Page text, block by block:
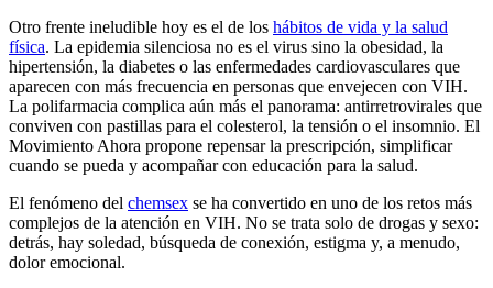
Otro frente ineludible hoy es el de los hábitos de vida y la salud
física. La epidemia silenciosa no es el virus sino la obesidad, la
hipertensión, la diabetes o las enfermedades cardiovasculares que
aparecen con más frecuencia en personas que envejecen con VIH.
La polifarmacia complica aún más el panorama: antirretrovirales que
conviven con pastillas para el colesterol, la tensión o el insomnio. El
Movimiento Ahora propone repensar la prescripción, simplificar
cuando se pueda y acompañar con educación para la salud.
El fenómeno del chemsex se ha convertido en uno de los retos más
complejos de la atención en VIH. No se trata solo de drogas y sexo:
detrás, hay soledad, búsqueda de conexión, estigma y, a menudo,
dolor emocional.